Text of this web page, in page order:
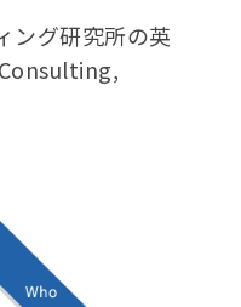
ング研究所の英